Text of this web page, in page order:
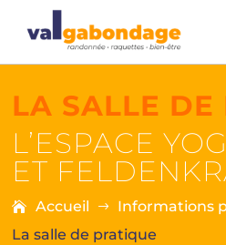
LA SALLE DE
L’ESPACE
ET
Accueil $ Informations
La salle de pratique